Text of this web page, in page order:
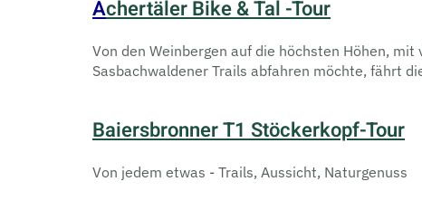
Achertäler Bike & Tal -Tour
Von den Weinbergen auf die höchsten Höhen,
Sasbachwaldener Trails abfahren möchte, fährt
Baiersbronner T1 Stöckerkopf-Tour
Von jedem etwas - Trails, Aussicht, Naturgenuss